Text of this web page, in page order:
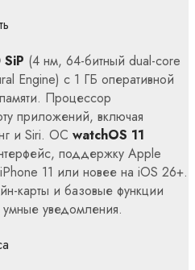
SiP (4 нм, 64-битный dual-core
Engine) с 1 ГБ оперативной
Процессор
приложений, включая
и Siri. ОС watchOS 11
поддержку Apple
11 или новее на iOS 26+.
карты и базовые функции
уведомления.